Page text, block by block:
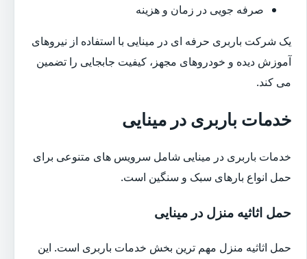
صرفه جویی در زمان و هزینه
یک شرکت باربری حرفه ای در مینایی با استفاده از نیروهای
آموزش دیده و خودروهای مجهز، کیفیت جابجایی را تضمین
می کند.
خدمات باربری در مینایی
خدمات باربری در مینایی شامل سرویس های متنوعی برای
حمل انواع بارهای سبک و سنگین است.
حمل اثاثیه منزل در مینایی
حمل اثاثیه منزل مهم ترین بخش خدمات باربری است. این